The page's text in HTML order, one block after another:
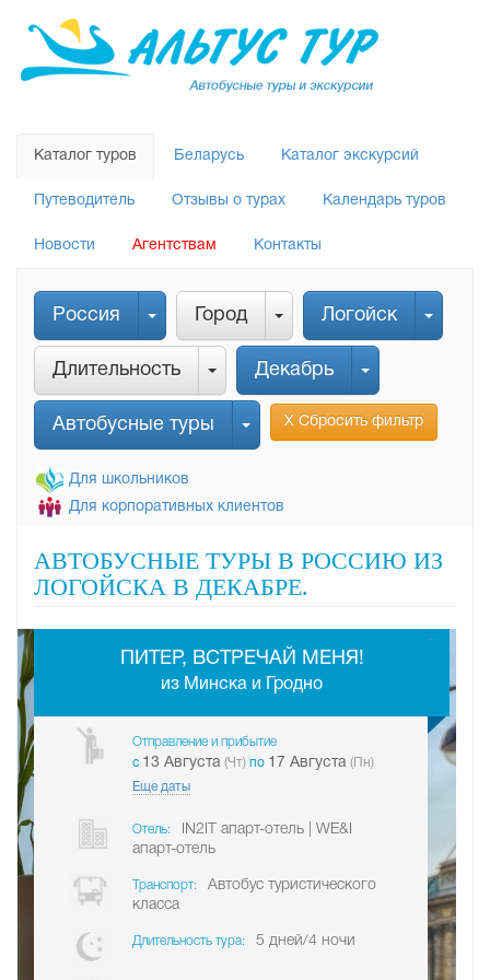
Каталог туров Беларусь Каталог экскурсий
Путеводитель Отзывы о турах Календарь туров
Новости Агентствам Контакты
Россия Город Логойск
Длительность Декабрь
Автобусные туры Х Сбросить фильтр
Для школьников
Для корпоративных клиентов
АВТОБУСНЫЕ ТУРЫ В РОССИЮ ИЗ
ЛОГОЙСКА В ДЕКАБРЕ.
ПИТЕР, ВСТРЕЧАЙ МЕНЯ!
из Минска и Гродно
Отправление и прибытие
c 13 Августа (Чт) по 17 Августа (Пн)
Еще даты
Отель:
IN2IT апарт-отель | WE&I
апарт-отель
Транспорт:
Автобус туристического
класса
Длительность тура: 5 дней/4 ночи
-